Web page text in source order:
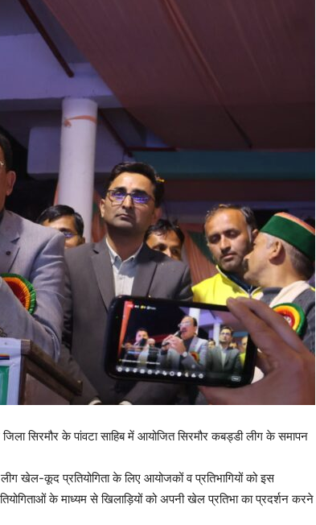
सिरमौर के पांवटा साहिब में आयोजित सिरमौर कबड्डी लीग के समापन
लीग खेल-कूद प्रतियोगिता के लिए आयोजकों व प्रतिभागियों को इस
के माध्यम से खिलाड़ियों को अपनी खेल प्रतिभा का प्रदर्शन करने